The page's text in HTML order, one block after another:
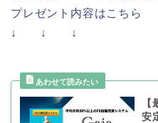
プレゼント内容はこちら
↓ ↓ ↓
安